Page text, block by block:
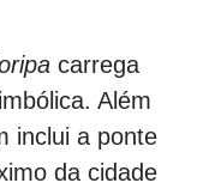
carrega
Além
inclui a ponte
da cidade